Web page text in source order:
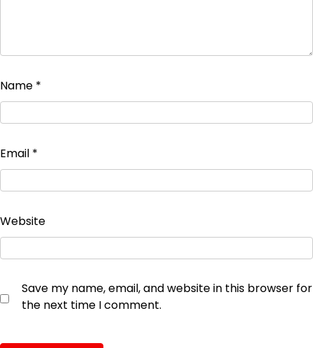
Name *
Email *
Website
Save my name, email, and website in this browser for
the next time I comment.